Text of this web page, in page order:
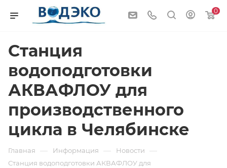
0
Станция
водоподготовки
АКВАФЛОУ для
производственного
цикла в Челябинске
Главная — Информация — Новости —
Станция водоподготовки АКВАФЛОУ для